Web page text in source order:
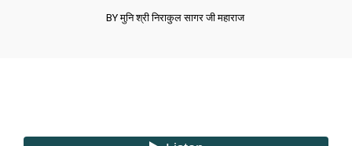
BY मुनि श्री निराकुल सागर जी महाराज